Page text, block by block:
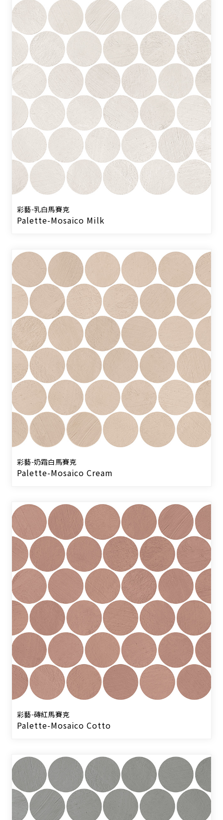
彩藝-乳白馬賽克
Palette-Mosaico Milk
彩藝-奶霜白馬賽克
Palette-Mosaico Cream
彩藝-磚紅馬賽克
Palette-Mosaico Cotto